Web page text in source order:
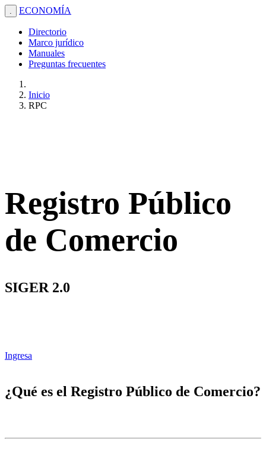
. ECONOMÍA
Directorio
Marco jurídico
Manuales
Preguntas frecuentes
Inicio
RPC
Registro Público
de Comercio
SIGER 2.0
Ingresa
¿Qué es el Registro Público de Comercio?